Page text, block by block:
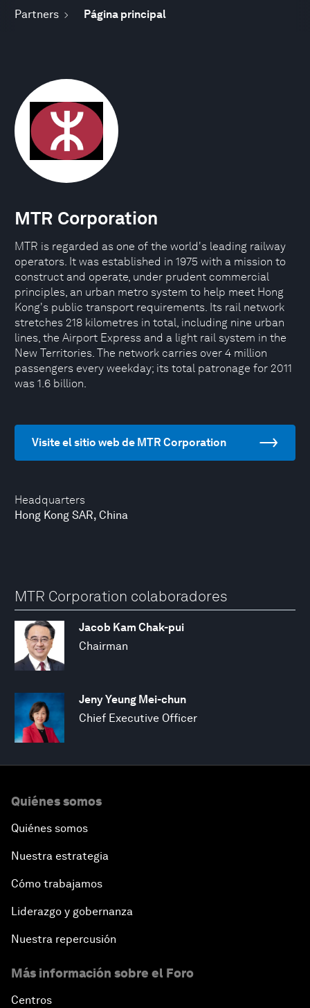
Partners Página principal
Headquarters
Hong Kong SAR, China
MTR Corporation
MTR is regarded as one of the world's leading railway
operators. It was established in 1975 with a mission to
construct and operate, under prudent commercial
principles, an urban metro system to help meet Hong
Kong's public transport requirements. Its rail network
stretches 218 kilometres in total, including nine urban
lines, the Airport Express and a light rail system in the
New Territories. The network carries over 4 million
passengers every weekday; its total patronage for 2011
was 1.6 billion.
Visite el sitio web de MTR Corporation
MTR Corporation colaboradores
Jacob Kam Chak-pui
Chairman
Jeny Yeung Mei-chun
Chief Executive Officer
Quiénes somos
Quiénes somos
Nuestra estrategia
Cómo trabajamos
Liderazgo y gobernanza
Nuestra repercusión
Más información sobre el Foro
Centros